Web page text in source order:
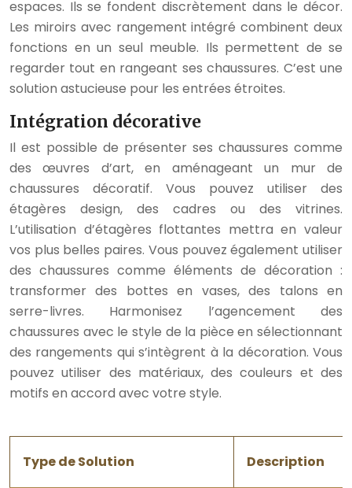
espaces. Ils se fondent discrètement dans le décor.
Les miroirs avec rangement intégré combinent deux
fonctions en un seul meuble. Ils permettent de se
regarder tout en rangeant ses chaussures. C’est une
solution astucieuse pour les entrées étroites.
Intégration décorative
Il est possible de présenter ses chaussures comme
des œuvres d’art, en aménageant un mur de
chaussures décoratif. Vous pouvez utiliser des
étagères design, des cadres ou des vitrines.
L’utilisation d’étagères flottantes mettra en valeur
vos plus belles paires. Vous pouvez également utiliser
des chaussures comme éléments de décoration :
transformer des bottes en vases, des talons en
serre-livres. Harmonisez l’agencement des
chaussures avec le style de la pièce en sélectionnant
des rangements qui s’intègrent à la décoration. Vous
pouvez utiliser des matériaux, des couleurs et des
motifs en accord avec votre style.
Type de Solution Description